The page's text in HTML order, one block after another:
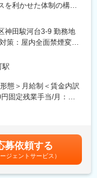
ート。語学力やマネジ
す。
ャリアを築くことがで
が目指せます。
とする国内有数の総合
を利かせた体制の構
ンスた体制支援を一層
をもたらしていただ
て、資料確認や会議体
、改善提案を行いま
リスク兆候の把握
の検証
具申、改善支援
神田駿河台3-9 勤務地
策：屋内全面禁煙変更
ーク含む）
駅
態＞月給制＜賃金内訳
固定残業手当/月：
ります。※希望によって
賃金はあくまでも目安
性があります。月給(月
募依頼する
ージェントサービス）